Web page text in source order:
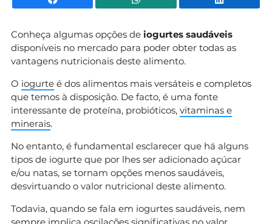
Conheça algumas opções de iogurtes saudáveis
disponíveis no mercado para poder obter todas as
vantagens nutricionais deste alimento.
O iogurte é dos alimentos mais versáteis e completos
que temos à disposição. De facto, é uma fonte
interessante de proteína, probióticos, vitaminas e
minerais.
No entanto, é fundamental esclarecer que há alguns
tipos de iogurte que por lhes ser adicionado açúcar
e/ou natas, se tornam opções menos saudáveis,
desvirtuando o valor nutricional deste alimento.
Todavia, quando se fala em iogurtes saudáveis, nem
sempre implica oscilações significativas no valor